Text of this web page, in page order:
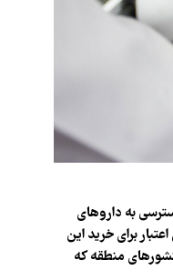
به داروهای
برای خرید این
منطقه که